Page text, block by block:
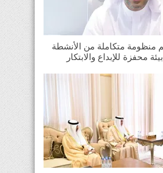
منظومة متكاملة من الأنشطة
محفزة للإبداع والابتكار